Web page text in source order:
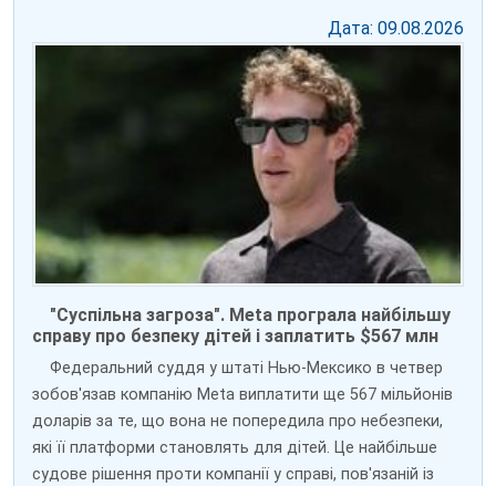
Дата: 09.08.2026
"Суспільна загроза". Meta програла найбільшу
справу про безпеку дітей і заплатить $567 млн
Федеральний суддя у штаті Нью-Мексико в четвер
зобов'язав компанію Meta виплатити ще 567 мільйонів
доларів за те, що вона не попередила про небезпеки,
які її платформи становлять для дітей. Це найбільше
судове рішення проти компанії у справі, пов'язаній із